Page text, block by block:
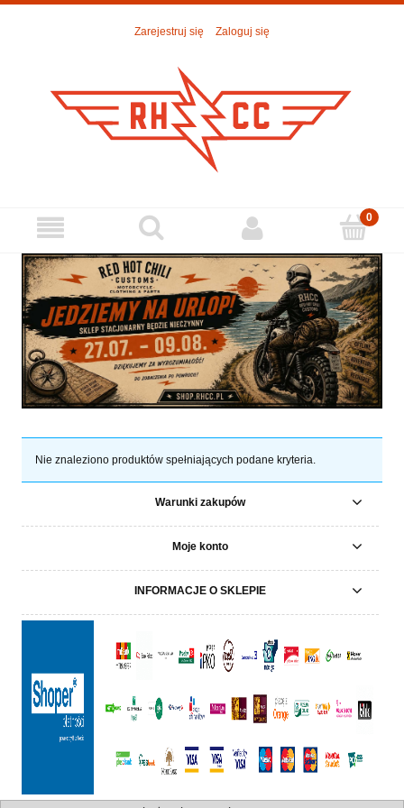
Zarejestruj się Zaloguj się
Nie znaleziono produktów spełniających podane kryteria.
Warunki zakupów
Moje konto
INFORMACJE O SKLEPIE